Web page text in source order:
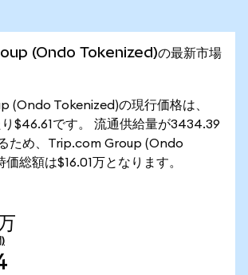
(Ondo Tokenized)の最新市場
(Ondo Tokenized)の現行価格は、
$46.61です。 流通供給量が3434.39
ため、Trip.com Group (Ondo
総額は$16.01万となります。
)